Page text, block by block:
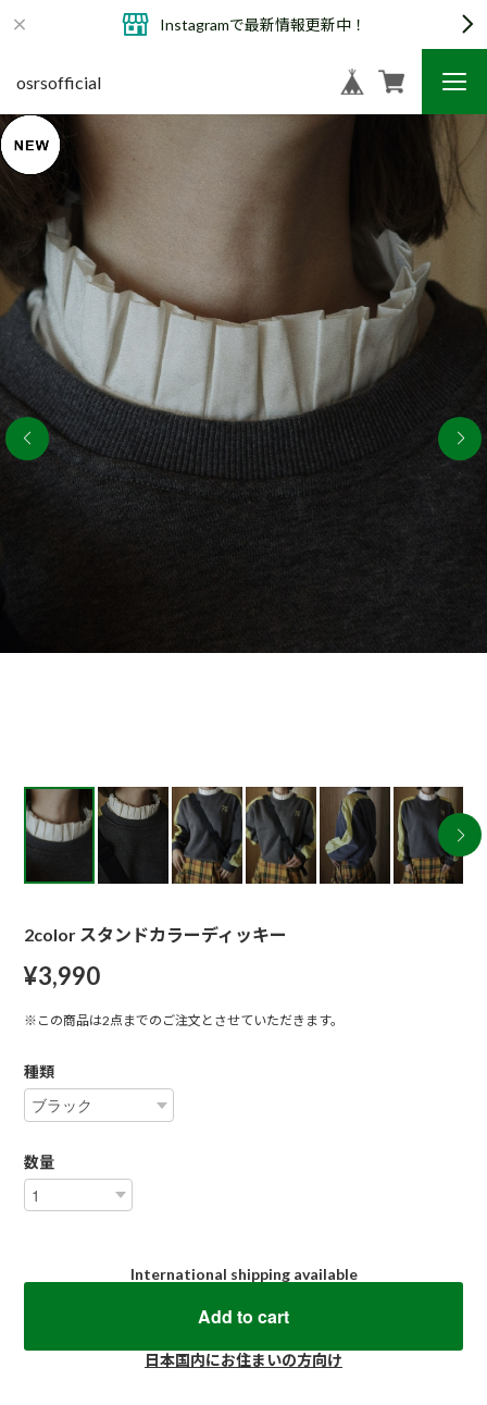
Instagramで最新情報更新中！
osrsofficial
2color スタンドカラーディッキー
¥3,990
※この商品は2点までのご注文とさせていただきます。
種類
数量
International shipping available
Add to cart
日本国内にお住まいの方向け